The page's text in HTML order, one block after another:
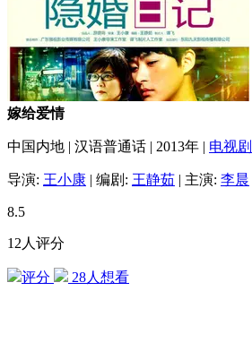
嫁给爱情
中国内地 | 汉语普通话 | 2013年 | 电视剧
导演: 王小康 | 编剧: 王静茹 | 主演: 李晨
8.5
12人评分
评分 28人想看